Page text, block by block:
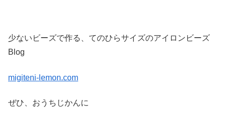
少ないビーズで作る、てのひらサイズのアイロンビーズ
Blog
migiteni-lemon.com
ぜひ、おうちじかんに